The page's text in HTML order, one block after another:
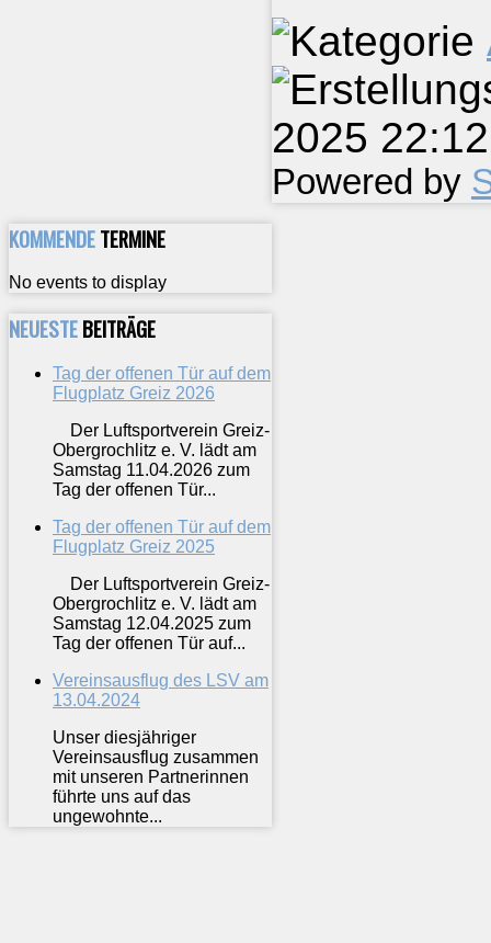
2025
Powered by
KOMMENDETERMINE
No events to display
NEUESTEBEITRÄGE
Tag der offenen Tür auf dem
Flugplatz Greiz 2026
Der Luftsportverein Greiz-
Obergrochlitz e. V. lädt am
Samstag 11.04.2026 zum
Tag der offenen Tür...
Tag der offenen Tür auf dem
Flugplatz Greiz 2025
Der Luftsportverein Greiz-
Obergrochlitz e. V. lädt am
Samstag 12.04.2025 zum
Tag der offenen Tür auf...
Vereinsausflug des LSV am
13.04.2024
Unser diesjähriger
Vereinsausflug zusammen
mit unseren Partnerinnen
führte uns auf das
ungewohnte...